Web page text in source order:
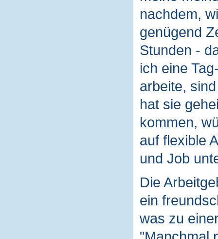
nachdem,
genügend
Stunden -
ich eine
arbeite,
hat sie
kommen,
auf flexible
und Job
Die
ein
was zu